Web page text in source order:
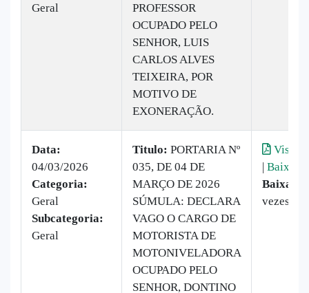
Geral
PROFESSOR
OCUPADO PELO
SENHOR, LUIS
CARLOS ALVES
TEIXEIRA, POR
MOTIVO DE
EXONERAÇÃO.
Data:
04/03/2026
Categoria:
Geral
Subcategoria:
Geral
Titulo: PORTARIA Nº
035, DE 04 DE
MARÇO DE 2026
SÚMULA: DECLARA
VAGO O CARGO DE
MOTORISTA DE
MOTONIVELADORA
OCUPADO PELO
SENHOR, DONTINO
| Baixar
Baixado:
vezes